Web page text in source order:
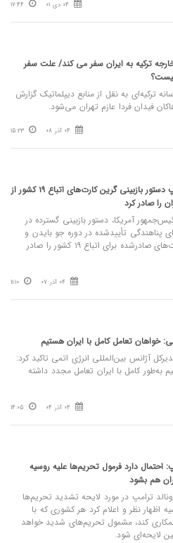
04 دی 01 17:44
ترکیه به ایران سفر می کند/ علت سفر
ترکیه‌ای به نقل از منابع دیپلماتیک گزارش
فیدان فردا عازم تهران می‌شود.
04 آذر 08 15:23
ترامپ دستور بازبینی گرین کارت‌های اتباع ۱۹ کشور از
را صادر کرد
آمریکا، دستور بازبینی گسترده در
پناهندگی تأییدشده در دوره جو بایدن و
گرین‌کارت‌های صادرشده برای اتباع ۱۹ کشور را صادر
04 آذر 07 11:10
خواهان تعامل کامل با ایران هستیم
آژانس بین‌المللی انرژی اتمی تاکید کرد:
به‌طور کامل با ایران تعامل مجدد داشته
04 آذر 04 14:05
احتمال دارد فرمول تحریم‌ها علیه روسیه
هم بشود
ترامپ در مورد لایحه تشدید تحریم‌ها
اظهار نظر و اعلام کرد هر کشوری که با
کند، مشمول تحریم‌های شدید خواهد
لایحه‌ای‌ شود.